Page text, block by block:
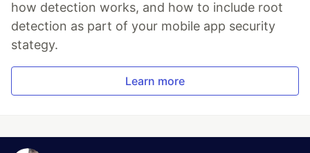
how detection works, and how to include root
detection as part of your mobile app security
stategy.
Learn more